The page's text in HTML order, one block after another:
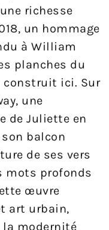
richesse
un hommage
à William
planches du
construit ici. Sur
une
de Juliette en
balcon
de ses vers
mots profonds
œuvre
art urbain,
la modernité